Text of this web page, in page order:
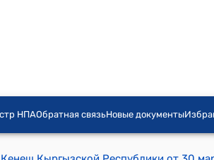
НПАОбратная связьНовые документы